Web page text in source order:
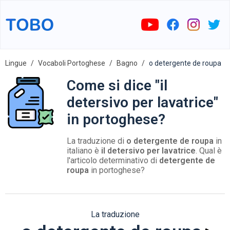
Lingue Vocaboli Portoghese Bagno o detergente de roupa
Come si dice "il
detersivo per lavatrice"
in portoghese?
La traduzione di o detergente de roupa in
italiano è il detersivo per lavatrice. Qual è
l'articolo determinativo di detergente de
roupa in portoghese?
La traduzione